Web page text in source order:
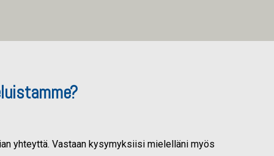
yhteyttä. Vastaan kysymyksiisi mielelläni myös